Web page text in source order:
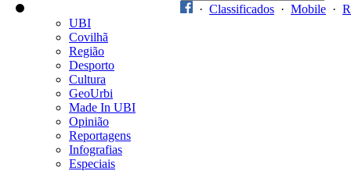
· Classificados · Mobile ·
UBI
Covilhã
Região
Desporto
Cultura
GeoUrbi
Made In UBI
Opinião
Reportagens
Infografias
Especiais